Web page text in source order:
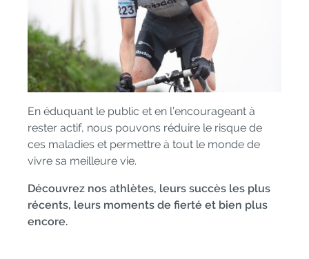
En éduquant le public et en l’encourageant à
rester actif, nous pouvons réduire le risque de
ces maladies et permettre à tout le monde de
vivre sa meilleure vie.
Découvrez nos athlètes, leurs succès les plus
récents, leurs moments de fierté et bien plus
encore.